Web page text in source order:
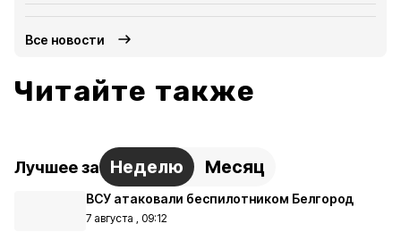
Все новости
Читайте также
Лучшее за Неделю Месяц
ВСУ атаковали беспилотником Белгород
7 августа , 09:12